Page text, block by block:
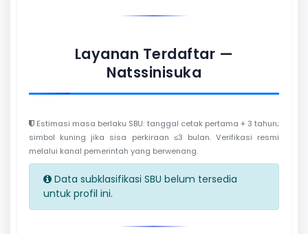
Layanan Terdaftar —
Natssinisuka
Estimasi masa berlaku SBU: tanggal cetak pertama + 3 tahun;
simbol kuning jika sisa perkiraan ≤3 bulan. Verifikasi resmi
melalui kanal pemerintah yang berwenang.
Data subklasifikasi SBU belum tersedia
untuk profil ini.